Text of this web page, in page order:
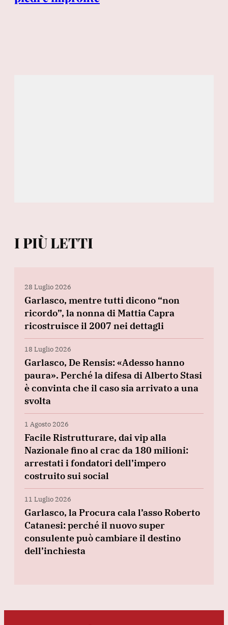
I PIÙ LETTI
28 Luglio 2026
Garlasco, mentre tutti dicono “non
ricordo”, la nonna di Mattia Capra
ricostruisce il 2007 nei dettagli
18 Luglio 2026
Garlasco, De Rensis: «Adesso hanno
paura». Perché la difesa di Alberto Stasi
è convinta che il caso sia arrivato a una
svolta
1 Agosto 2026
Facile Ristrutturare, dai vip alla
Nazionale fino al crac da 180 milioni:
arrestati i fondatori dell’impero
costruito sui social
11 Luglio 2026
Garlasco, la Procura cala l’asso Roberto
Catanesi: perché il nuovo super
consulente può cambiare il destino
dell’inchiesta